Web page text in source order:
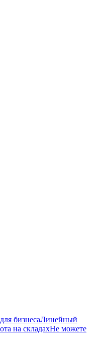
бизнесаЛинейный
на складахНе можете